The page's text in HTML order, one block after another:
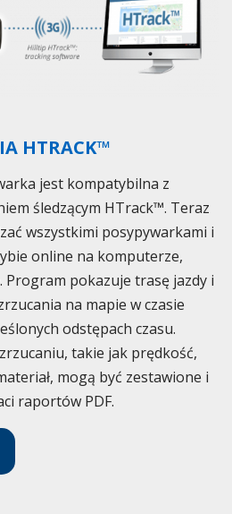
HTRACK™
jest kompatybilna z
śledzącym HTrack™. Teraz
wszystkimi posypywarkami i
online na komputerze,
pokazuje trasę jazdy i
na mapie w czasie
odstępach czasu.
takie jak prędkość,
mogą być zestawione i
raportów PDF.